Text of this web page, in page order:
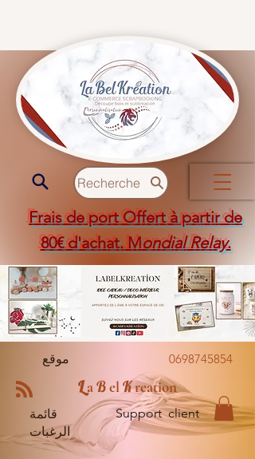
Recherche
Frais de port Offert à partir de
80€ d'achat. Mondial Relay.
موقع 0698745854
LaBelKreation
قائمة
الرغبات
Support client